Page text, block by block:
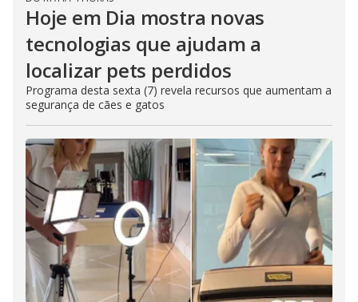
Hoje em Dia mostra novas
tecnologias que ajudam a
localizar pets perdidos
Programa desta sexta (7) revela recursos que aumentam a
segurança de cães e gatos